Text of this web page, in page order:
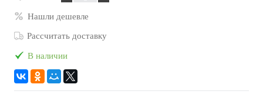
Нашли дешевле
Рассчитать доставку
В наличии